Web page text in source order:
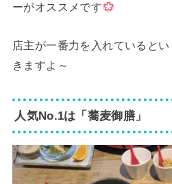
ーがオススメです
店主が一番力を入れていると
きますよ～
人気No.1は「蕎麦御膳」